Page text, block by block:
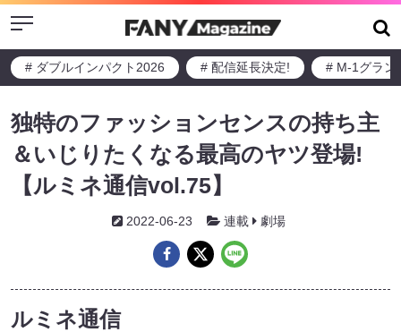
Menu
# ダブルインパクト2026 # 配信延長決定! # M-1グラン
独特のファッションセンスの持ち主
＆いじりたくなる最高のヤツ登場!
【ルミネ通信vol.75】
2022-06-23 連載 劇場
ルミネ通信